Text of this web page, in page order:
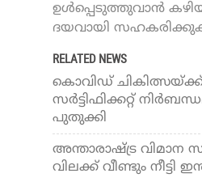
ഉൾപ്പെടുത്തുവാൻ
ദയവായി
RELATED NEWS
കൊവിഡ് ചികിത്സയ്ക്ക്
സര്‍ട്ടിഫിക്കറ്റ്
പുതുക്കി
അന്താരാഷ്ട്ര വിമാന
വിലക്ക് വീണ്ടും നീട്ടി